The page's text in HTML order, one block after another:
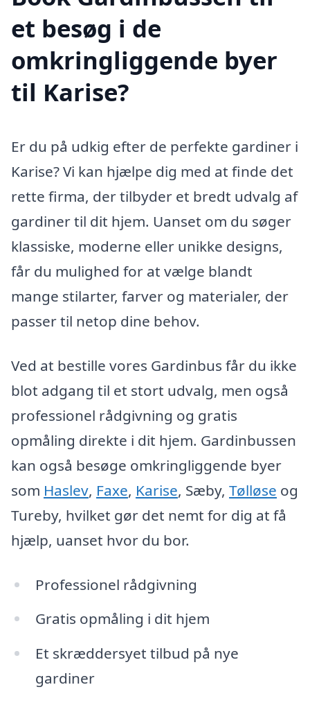
et besøg i de
omkringliggende byer
til Karise?
Er du på udkig efter de perfekte gardiner i
Karise? Vi kan hjælpe dig med at finde det
rette firma, der tilbyder et bredt udvalg af
gardiner til dit hjem. Uanset om du søger
klassiske, moderne eller unikke designs,
får du mulighed for at vælge blandt
mange stilarter, farver og materialer, der
passer til netop dine behov.
Ved at bestille vores Gardinbus får du ikke
blot adgang til et stort udvalg, men også
professionel rådgivning og gratis
opmåling direkte i dit hjem. Gardinbussen
kan også besøge omkringliggende byer
som Haslev, Faxe, Karise, Sæby, Tølløse og
Tureby, hvilket gør det nemt for dig at få
hjælp, uanset hvor du bor.
Professionel rådgivning
Gratis opmåling i dit hjem
Et skræddersyet tilbud på nye
gardiner